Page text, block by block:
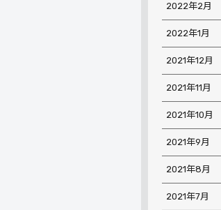
2022年2月
2022年1月
2021年12月
2021年11月
2021年10月
2021年9月
2021年8月
2021年7月